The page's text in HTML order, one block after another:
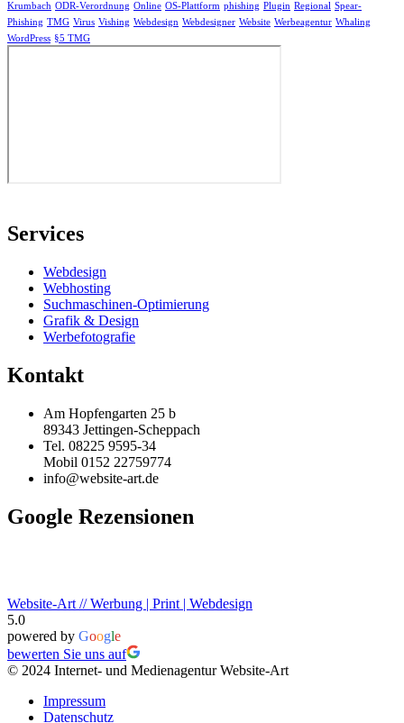
Krumbach ODR-Verordnung Online OS-Plattform phishing Plugin Regional Spear-
Phishing TMG Virus Vishing Webdesign Webdesigner Website Werbeagentur Whaling
WordPress §5 TMG
Services
Webdesign
Webhosting
Suchmaschinen-Optimierung
Grafik & Design
Werbefotografie
Kontakt
Am Hopfengarten 25 b
89343 Jettingen-Scheppach
Tel. 08225 9595-34
Mobil 0152 22759774
info@website-art.de
Google Rezensionen
Website-Art // Werbung | Print | Webdesign
5.0
powered by Google
bewerten Sie uns auf
© 2024 Internet- und Medienagentur Website-Art
Impressum
Datenschutz